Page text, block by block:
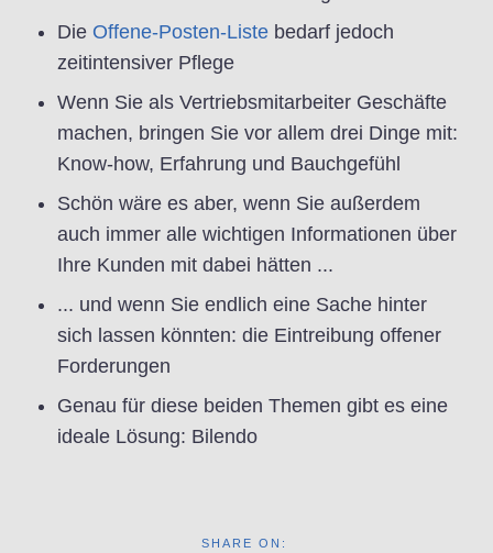
Die Offene-Posten-Liste bedarf jedoch
zeitintensiver Pflege
Wenn Sie als Vertriebsmitarbeiter Geschäfte
machen, bringen Sie vor allem drei Dinge mit:
Know-how, Erfahrung und Bauchgefühl
Schön wäre es aber, wenn Sie außerdem
auch immer alle wichtigen Informationen über
Ihre Kunden mit dabei hätten ...
... und wenn Sie endlich eine Sache hinter
sich lassen könnten: die Eintreibung offener
Forderungen
Genau für diese beiden Themen gibt es eine
ideale Lösung: Bilendo
SHARE ON: